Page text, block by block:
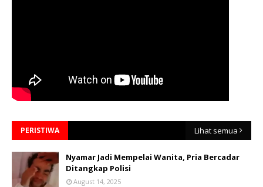
PERISTIWA Lihat semua
Nyamar Jadi Mempelai Wanita, Pria Bercadar
Ditangkap Polisi
August 14, 2025